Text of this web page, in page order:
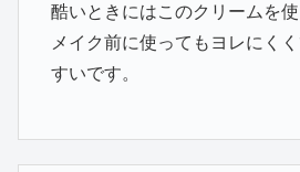
酷いときにはこのクリームを使
メイク前に使ってもヨレにく
すいです。